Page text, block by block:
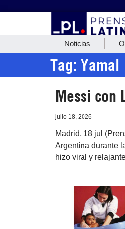
Noticias
Tag: Yamal
Messi con
julio 18, 2026
Madrid, 18 jul
Argentina durante
hizo viral y